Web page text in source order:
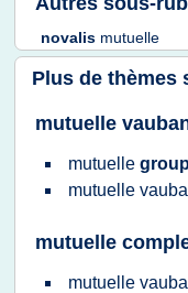
novalis mutuelle
Plus de thèmes
mutuelle
mutuelle
mutuelle
mutuelle
mutuelle